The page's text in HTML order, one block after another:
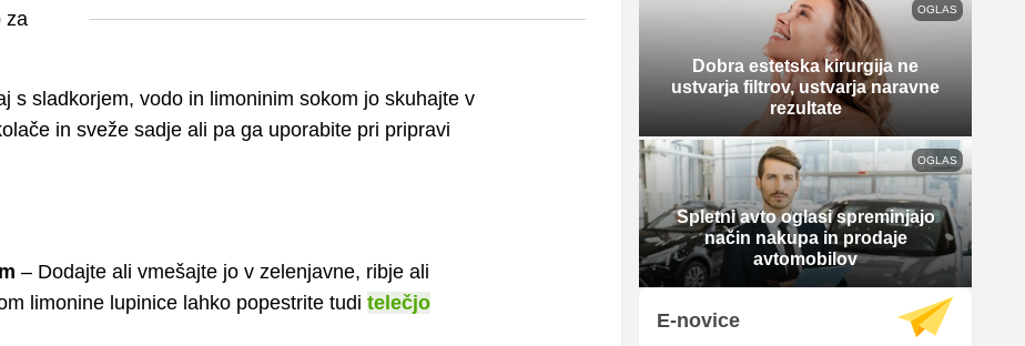
za
s sladkorjem, vodo in limoninim sokom jo skuhajte v
in sveže sadje ali pa ga uporabite pri pripravi
– Dodajte ali vmešajte jo v zelenjavne, ribje ali
limonine lupinice lahko popestrite tudi telečjo
OGLAS
Dobra estetska kirurgija ne
ustvarja filtrov, ustvarja naravne
rezultate
OGLAS
Spletni avto oglasi spreminjajo
način nakupa in prodaje
avtomobilov
E-novice